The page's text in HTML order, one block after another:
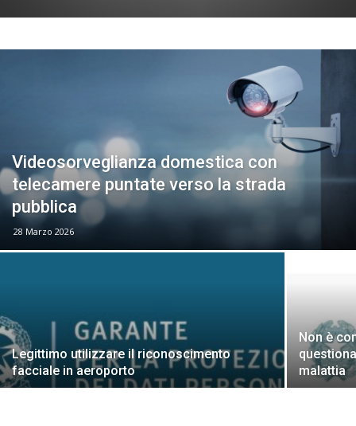
Videosorveglianza domestica con
telecamere puntate verso la strada
pubblica
28 Marzo 2026
Legittimo utilizzare il riconoscimento
facciale in aeroporto
Non è
malattia